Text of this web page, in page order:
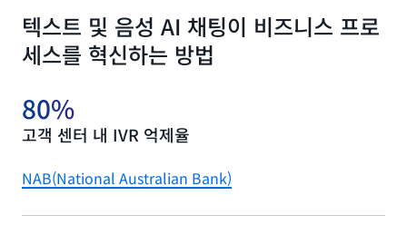
능도 사용할 수 있습니다.
Conversation Builder(VCB)를 사용하면 누구나 봇 설
계에 더 많은 기여를 할 수 있습니다. 며칠이 아닌 몇 시
지불하면 됩니다. Amazon Lex는 AI 챗봇 설계에 따라
한 번의 스트리밍 API 직접 호출 또는 여러 요청-응답
API 직접 호출을 통해 여러 차례에 걸쳐 모든 입력을 처
구됩니다.
텍스트 및 음성 AI 채팅이 비즈니스 프로
세스를 혁신하는 방법
고객 센터 내 IVR 억제율
80%
NAB(National Australian Bank)